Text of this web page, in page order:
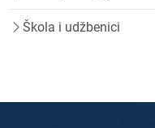
Škola i udžbenici